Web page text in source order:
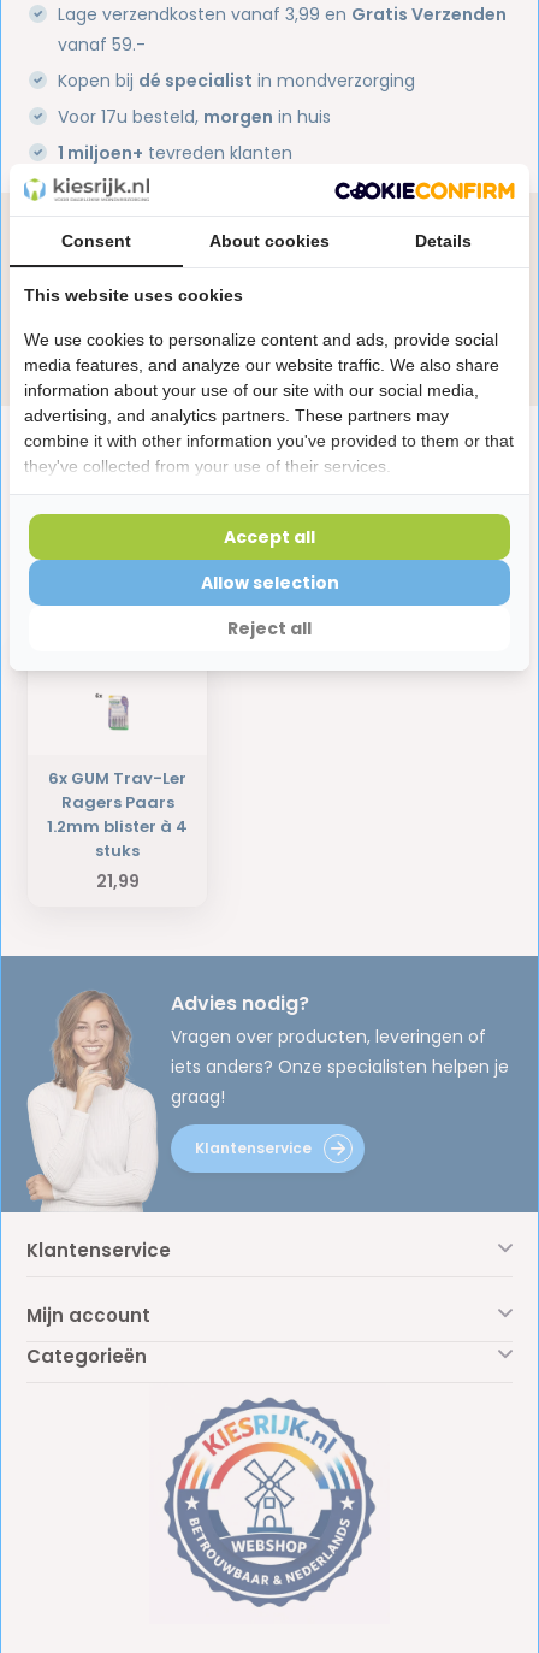
Lage verzendkosten vanaf 3,99 en Gratis Verzenden
vanaf 59.-
Kopen bij dé specialist in mondverzorging
Voor 17u besteld, morgen in huis
1 miljoen+ tevreden klanten
Productomschrijving
Reviews
Heb je een vraag over dit product?
Onze specialisten helpen je graag! Spreek ons aan
in de chat of stuur een e-mail.
Stuur e-mail
Laatst bekeken producten
6x GUM Trav-Ler
Ragers Paars
1.2mm blister à 4
stuks
21,99
Advies nodig?
Vragen over producten, leveringen of
iets anders? Onze specialisten helpen je
graag!
Klantenservice
Klantenservice
Mijn account
Categorieën
Consent About cookies Details
This website uses cookies
We use cookies to personalize content and ads, provide social
media features, and analyze our website traffic. We also share
information about your use of our site with our social media,
advertising, and analytics partners. These partners may
combine it with other information you've provided to them or that
they've collected from your use of their services.
Reject all
Allow selection
Accept all